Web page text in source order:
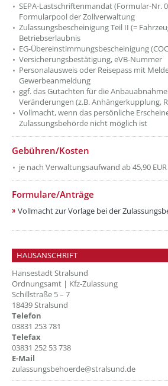
SEPA-Lastschriftenmandat (Formular-Nr.
Formularpool der Zollverwaltung
Zulassungsbescheinigung Teil II (=
Betriebserlaubnis
EG-Übereinstimmungsbescheinigung
Versicherungsbestätigung, eVB-Nummer
Personalausweis oder Reisepass mit
Gewerbeanmeldung
ggf. das Gutachten für die
Veränderungen (z.B. Anhängerkupplung,
Vollmacht, wenn das persönliche
Zulassungsbehörde nicht möglich ist
Gebühren/Kosten
je nach Verwaltungsaufwand ab 45,90 EUR
Formulare/Anträge
Vollmacht zur Vorlage bei der
HAUSANSCHRIFT
Hansestadt Stralsund
Ordnungsamt | Kfz-Zulassung
Schillstraße 5 – 7
18439 Stralsund
Telefon
03831 253 781
Telefax
03831 252 53 738
E-Mail
zulassungsbehoerde@stralsund.de